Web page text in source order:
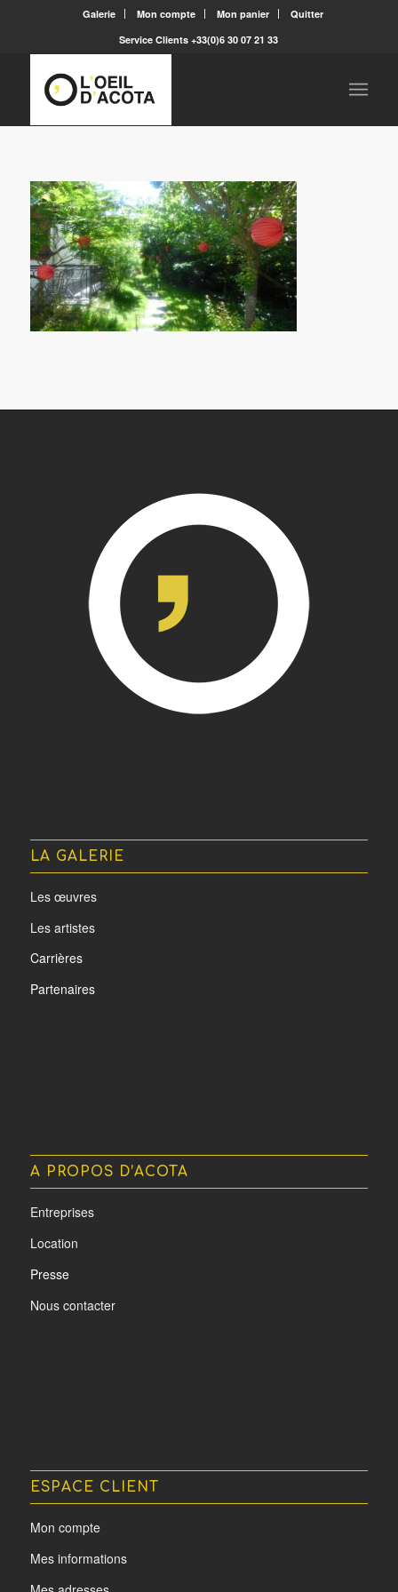
Galerie Mon compte Mon panier
Quitter
Service Clients +33(0)6 30 07 21 33
LA GALERIE
Les œuvres
Les artistes
Carrières
Partenaires
A PROPOS D’ACOTA
Entreprises
Location
Presse
Nous contacter
ESPACE CLIENT
Mon compte
Mes informations